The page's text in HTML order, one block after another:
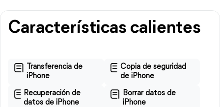
Características calientes
Transferencia de
iPhone
Copia de seguridad
de iPhone
Recuperación de
datos de iPhone
Borrar datos de
iPhone